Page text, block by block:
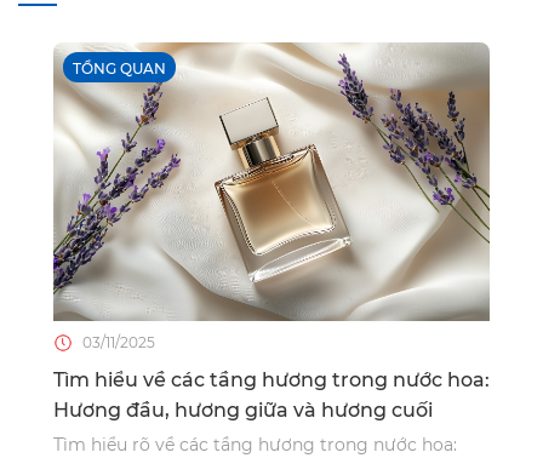
TỔNG QUAN
03/11/2025
Tìm hiểu về các tầng hương trong nước hoa:
Hương đầu, hương giữa và hương cuối
Tìm hiểu rõ về các tầng hương trong nước hoa: